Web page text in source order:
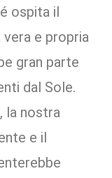
ospita il
e propria
gran parte
dal Sole.
la nostra
e il